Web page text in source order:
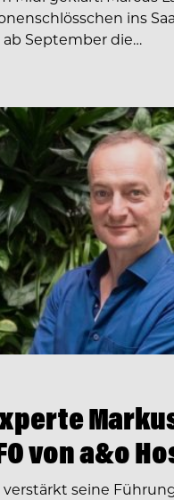
ins
September die…
von a&o
verstärkt seine